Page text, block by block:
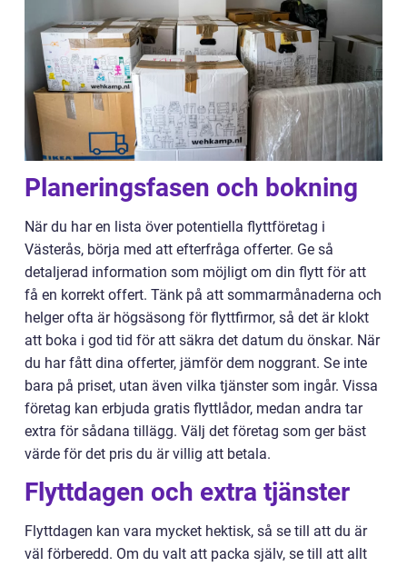
Planeringsfasen och bokning
När du har en lista över potentiella flyttföretag i
Västerås, börja med att efterfråga offerter. Ge så
detaljerad information som möjligt om din flytt för att
få en korrekt offert. Tänk på att sommarmånaderna och
helger ofta är högsäsong för flyttfirmor, så det är klokt
att boka i god tid för att säkra det datum du önskar. När
du har fått dina offerter, jämför dem noggrant. Se inte
bara på priset, utan även vilka tjänster som ingår. Vissa
företag kan erbjuda gratis flyttlådor, medan andra tar
extra för sådana tillägg. Välj det företag som ger bäst
värde för det pris du är villig att betala.
Flyttdagen och extra tjänster
Flyttdagen kan vara mycket hektisk, så se till att du är
väl förberedd. Om du valt att packa själv, se till att allt